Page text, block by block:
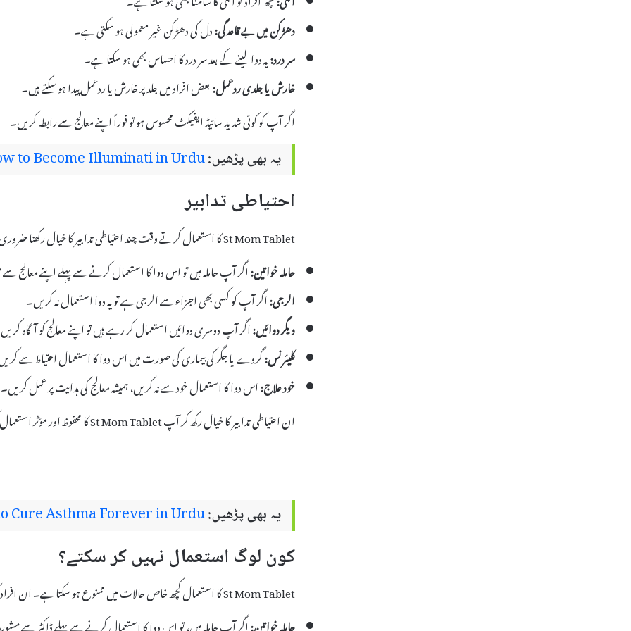
دھڑکن میں بے قاعدگی:دل کی دھڑکن غیر معمولی ہو سکتی ہے۔
سر درد:یہ دوا لینے کے بعد سر درد کا احساس بھی ہو سکتا ہے۔
خارش یا جلدی ردعمل:بعض افراد میں جلد پر خارش یا ردعمل پیدا ہو سکتے ہیں۔
اگر آپ کو کوئی شدید سائیڈ ایفیکٹ محسوس ہو تو فوراً اپنے معالج سے رابطہ کریں۔
یہ بھی پڑھیں:to Become Illuminati in Urdu
احتیاطی تدابیر
St Mom Tablet کا استعمال کرتے وقت چند احتیاطی تدابیر کا خیال رکھنا ضروری ہے:
حاملہ خواتین:اگر آپ حاملہ ہیں تو اس دوا کا استعمال کرنے سے پہلے اپنے معالج
الرجی:اگر آپ کو کسی بھی اجزاء سے الرجی ہے تو یہ دوا استعمال نہ کریں۔
دیگر دوائیں:اگر آپ دوسری دوائیں استعمال کر رہے ہیں تو اپنے معالج کو آگاہ
کلیئرنس:گردے یا جگر کی بیماری کی صورت میں اس دوا کا استعمال احتیاط سے
خود علاج:اس دوا کا استعمال خود سے نہ کریں، ہمیشہ معالج کی ہدایت پر عمل کریں۔
ان احتیاطی تدابیر کا خیال رکھ کر آپ St Mom Tablet کا محفوظ اور مؤثر استعمال کر سکتے ہیں۔
یہ بھی پڑھیں:Cure Asthma Forever in Urdu
کون لوگ استعمال نہیں کر سکتے؟
St Mom Tablet کا استعمال کچھ خاص حالات میں ممنوع ہو سکتا ہے۔ ان افراد کو اس دوا سے پرہیز کرنا چاہئے:
حاملہ خواتین:اگر آپ حاملہ ہیں، تو اس دوا کا استعمال کرنے سے پہلے ڈاکٹر سے